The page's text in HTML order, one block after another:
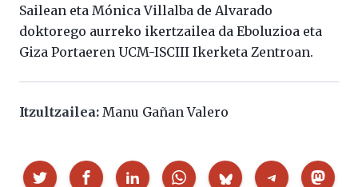
Sailean eta Mónica Villalba de Alvarado
doktorego aurreko ikertzailea da Eboluzioa eta
Giza Portaeren UCM-ISCIII Ikerketa Zentroan.
Itzultzailea: Manu Gañan Valero
Partekatu